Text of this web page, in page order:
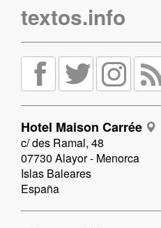
textos.info
Hotel Maison Carrée
c/ des Ramal, 48
07730 Alayor - Menorca
Islas Baleares
España